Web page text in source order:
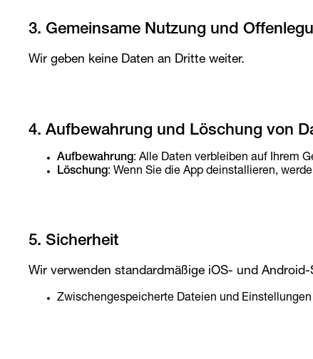
3. Gemeinsame Nutzung und
Wir geben keine Daten an Dritte weiter.
4. Aufbewahrung und Löschung von
Aufbewahrung: Alle Daten verbleiben auf Ihrem
Löschung: Wenn Sie die App deinstallieren,
5. Sicherheit
Wir verwenden standardmäßige iOS- und
Zwischengespeicherte Dateien und